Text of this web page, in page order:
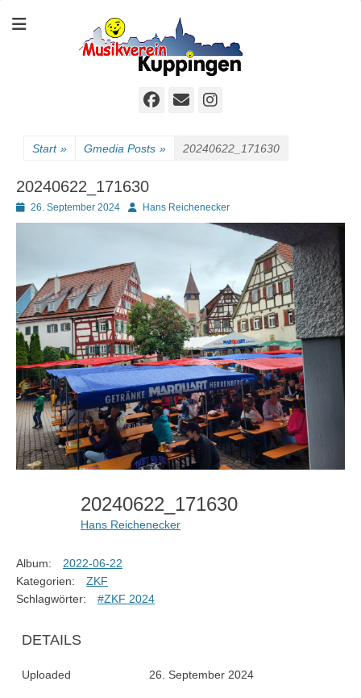
Homepage MVK
Der sympathische Musikverein
Facebook
E-
Instagram
Start » Gmedia Posts » 20240622_171630
20240622_171630
Posted
on
26. September 2024 AutorHans Reichenecker
20240622_171630
Hans Reichenecker
Album:
2022-06-22
Kategorien:
ZKF
Schlagwörter:
#ZKF 2024
DETAILS
Uploaded 26. September 2024